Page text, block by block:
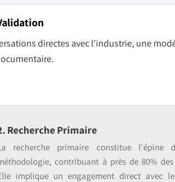
directes avec l'industrie, une
Recherche Primaire
recherche primaire constitue l'épine
contribuant à près de 80%
implique un engagement direct avec